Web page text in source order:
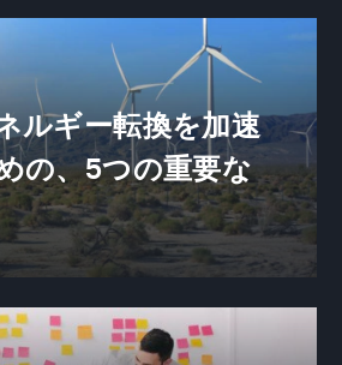
ルギー転換を加速
の、5つの重要な